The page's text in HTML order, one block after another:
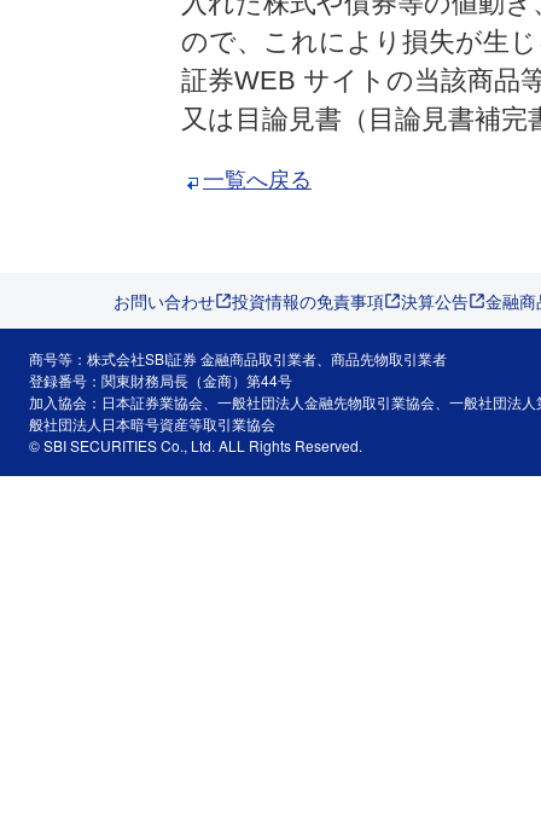
ので、これにより損失が生
証券WEB サイトの当該商品
又は目論見書（目論見書補
一覧へ戻る
お問い合わせ 投資情報の免責事項 決算公告 金融
商号等：株式会社SBI証券 金融商品取引業者、商品先物取引業者
登録番号：関東財務局長（金商）第44号
加入協会：日本証券業協会、一般社団法人金融先物取引業協会、一般社団法
般社団法人日本暗号資産等取引業協会
© SBI SECURITIES Co., Ltd. ALL Rights Reserved.